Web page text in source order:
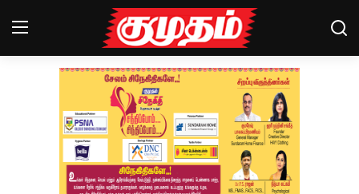
Magazines